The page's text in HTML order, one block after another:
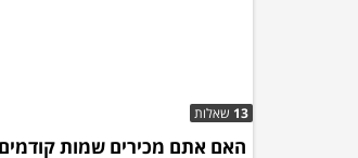
13 שאלות
האם אתם מכירים שמות